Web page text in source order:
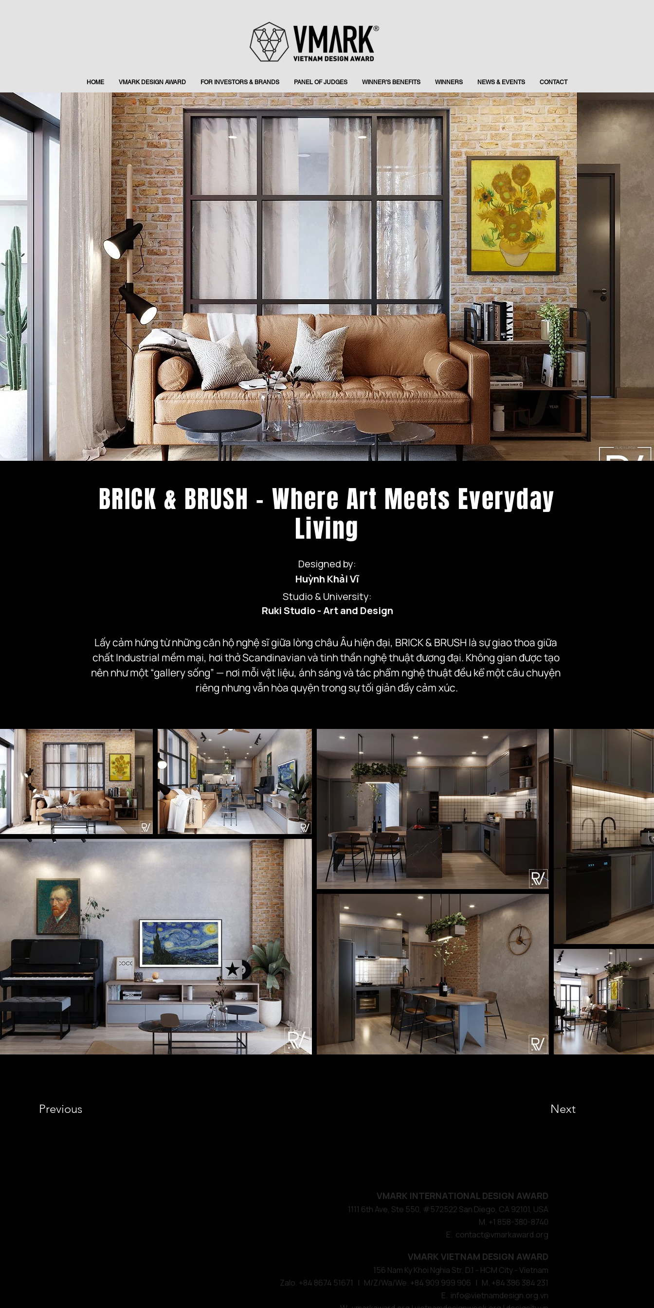
HOME VMARK DESIGN AWARD FOR INVESTORS & BRANDS PANEL OF JUDGES WINNER'S BENEFITS WINNERS NEWS & EVENTS CONTACT
BRICK & BRUSH - Where Art Meets Everyday
Living
Designed by:
Huỳnh Khải Vĩ
Studio & University:
Ruki Studio - Art and Design
Lấy cảm hứng từ những căn hộ nghệ sĩ giữa lòng châu Âu hiện đại, BRICK & BRUSH là sự giao thoa giữa
chất Industrial mềm mại, hơi thở Scandinavian và tinh thần nghệ thuật đương đại. Không gian được tạo
nên như một “gallery sống” — nơi mỗi vật liệu, ánh sáng và tác phẩm nghệ thuật đều kể một câu chuyện
riêng nhưng vẫn hòa quyện trong sự tối giản đầy cảm xúc.
Previous Next
VMARK INTERNATIONAL DESIGN AWARD
​1111 6th Ave, Ste 550, #572522 San Diego, CA 92101, USA
M. +1 858-380-8740
E. contact@vmarkaward.org
VMARK VIETNAM DESIGN AWARD
156 Nam Ky Khoi Nghia Str, D.1 - HCM City - Vietnam​
Zalo. +84 8674 51671 | M/Z/Wa/We. +84 909 999 906 | M. +84 386 384 231
E. info@vietnamdesign.org.vn